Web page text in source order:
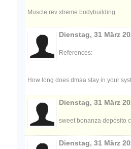
Muscle rev xtreme bodybuilding
Dienstag, 31 März
References:
How long does dmaa stay in your
Dienstag, 31 März
sweet bonanza depósito
Dienstag, 31 März